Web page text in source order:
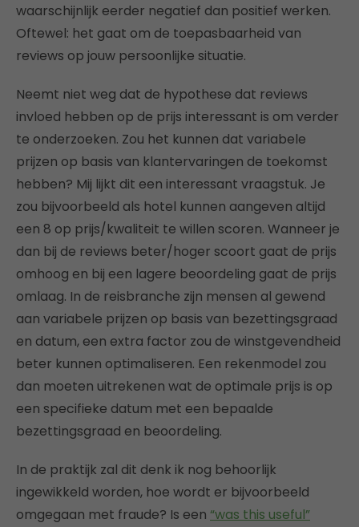
waarschijnlijk eerder negatief dan positief werken.
Oftewel: het gaat om de toepasbaarheid van
reviews op jouw persoonlijke situatie.
Neemt niet weg dat de hypothese dat reviews
invloed hebben op de prijs interessant is om verder
te onderzoeken. Zou het kunnen dat variabele
prijzen op basis van klantervaringen de toekomst
hebben? Mij lijkt dit een interessant vraagstuk. Je
zou bijvoorbeeld als hotel kunnen aangeven altijd
een 8 op prijs/kwaliteit te willen scoren. Wanneer je
dan bij de reviews beter/hoger scoort gaat de prijs
omhoog en bij een lagere beoordeling gaat de prijs
omlaag. In de reisbranche zijn mensen al gewend
aan variabele prijzen op basis van bezettingsgraad
en datum, een extra factor zou de winstgevendheid
beter kunnen optimaliseren. Een rekenmodel zou
dan moeten uitrekenen wat de optimale prijs is op
een specifieke datum met een bepaalde
bezettingsgraad en beoordeling.
In de praktijk zal dit denk ik nog behoorlijk
ingewikkeld worden, hoe wordt er bijvoorbeeld
omgegaan met fraude? Is een “was this useful”